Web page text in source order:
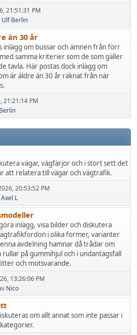
21:51:31 PM
Ulf Berlin
än 30 år
inlägg om bussar och ämnen från förr
samma kriterier som de som gäller
tavla. Här postas dock inlägg om
är äldre än 30 år räknat från när
21:21:14 PM
vägar, vägfärjor och i stort sett det
att relatera till vägar och vägtrafik.
20:53:52 PM
Axel L
inlägg, visa bilder och diskutera
i olika former, varianter
avdelning hamnar då trådar om
rullar på gummihjul och i undantagsfall
och motsvarande.
13:26:06 PM
Nico
om allt annat som inte passar i